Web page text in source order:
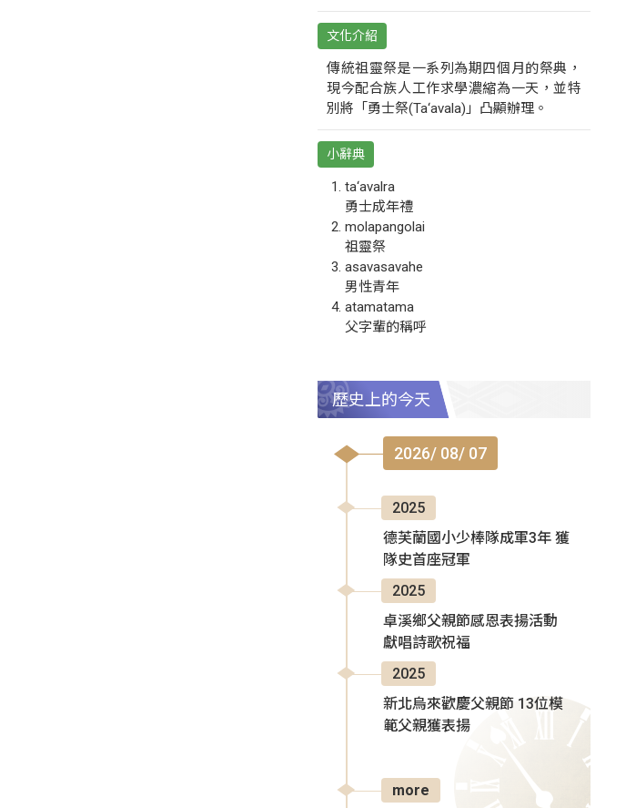
文化介紹
傳統祖靈祭是一系列為期四個月的祭典，
現今配合族人工作求學濃縮為一天，並特
別將「勇士祭(Ta‘avala)」凸顯辦理。
小辭典
ta‘avalra
勇士成年禮
molapangolai
祖靈祭
asavasavahe
男性青年
atamatama
父字輩的稱呼
歷史上的今天
2026/ 08/ 07
2025
德芙蘭國小少棒隊成軍3年 獲
隊史首座冠軍
2025
卓溪鄉父親節感恩表揚活動
獻唱詩歌祝福
2025
新北烏來歡慶父親節 13位模
範父親獲表揚
more